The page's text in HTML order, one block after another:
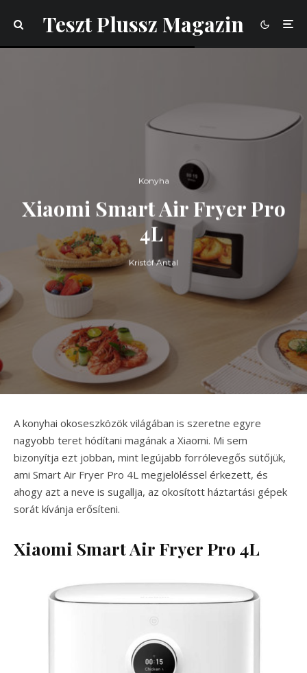
Teszt Plussz Magazin
Konyha
Xiaomi Smart Air Fryer Pro
4L
Kristóf Antal
A konyhai okoseszközök világában is szeretne egyre
nagyobb teret hódítani magának a Xiaomi. Mi sem
bizonyítja ezt jobban, mint legújabb forrólevegős sütőjük,
ami Smart Air Fryer Pro 4L megjelöléssel érkezett, és
ahogy azt a neve is sugallja, az okosított háztartási gépek
sorát kívánja erősíteni.
Xiaomi Smart Air Fryer Pro 4L